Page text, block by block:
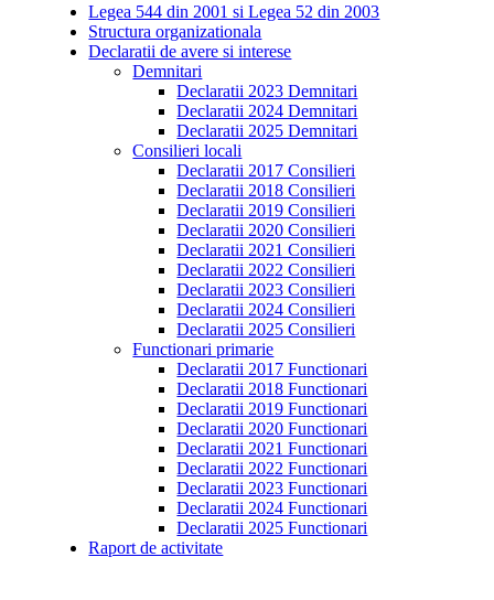
Legea 544 din 2001 si Legea 52 din 2003
Structura organizationala
Declaratii de avere si interese
Demnitari
Declaratii 2023 Demnitari
Declaratii 2024 Demnitari
Declaratii 2025 Demnitari
Consilieri locali
Declaratii 2017 Consilieri
Declaratii 2018 Consilieri
Declaratii 2019 Consilieri
Declaratii 2020 Consilieri
Declaratii 2021 Consilieri
Declaratii 2022 Consilieri
Declaratii 2023 Consilieri
Declaratii 2024 Consilieri
Declaratii 2025 Consilieri
Functionari primarie
Declaratii 2017 Functionari
Declaratii 2018 Functionari
Declaratii 2019 Functionari
Declaratii 2020 Functionari
Declaratii 2021 Functionari
Declaratii 2022 Functionari
Declaratii 2023 Functionari
Declaratii 2024 Functionari
Declaratii 2025 Functionari
Raport de activitate